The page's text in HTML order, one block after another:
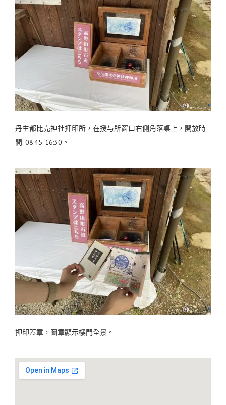
丹生都比売神社押印所，在授与所窗口右側角落桌上，開放時
間: 08:45-16:30。
押印蓋章，圖章顯示樓門全景。